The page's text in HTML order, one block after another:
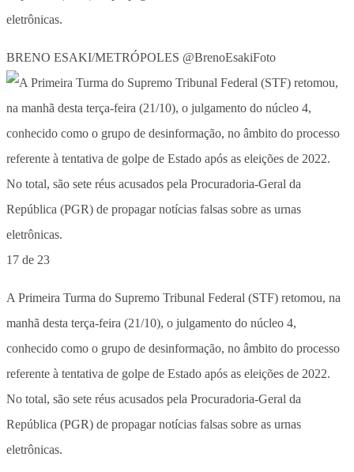
eletrônicas.
BRENO ESAKI/METRÓPOLES @BrenoEsakiFoto
17 de 23
A Primeira Turma do Supremo Tribunal Federal (STF) retomou, na
manhã desta terça-feira (21/10), o julgamento do núcleo 4,
conhecido como o grupo de desinformação, no âmbito do processo
referente à tentativa de golpe de Estado após as eleições de 2022.
No total, são sete réus acusados pela Procuradoria-Geral da
República (PGR) de propagar notícias falsas sobre as urnas
eletrônicas.